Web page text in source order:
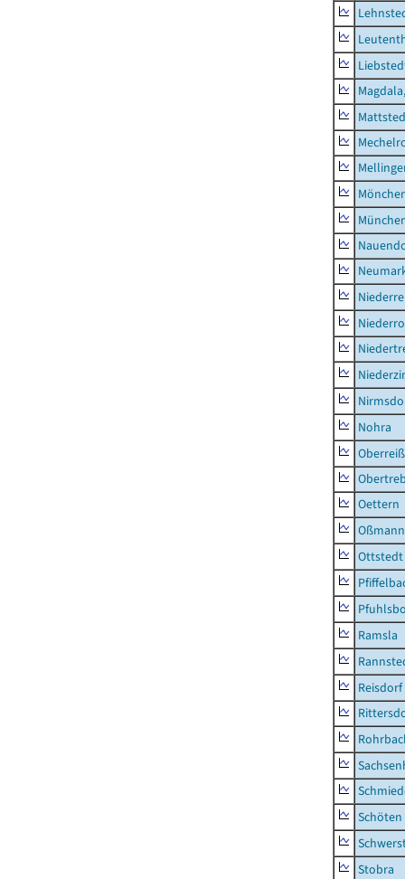
Nohra
Oettern
Ottstedt
Ramsla
Reisdorf
Schöten
Stobra